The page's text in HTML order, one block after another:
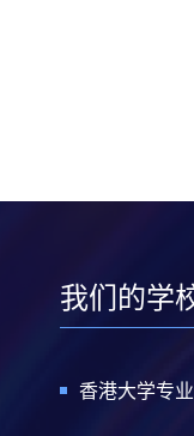
我们的学
香港大学专